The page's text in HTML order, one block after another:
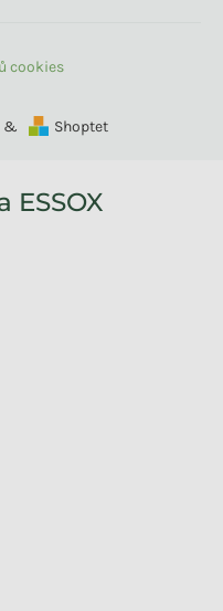
& Shoptet